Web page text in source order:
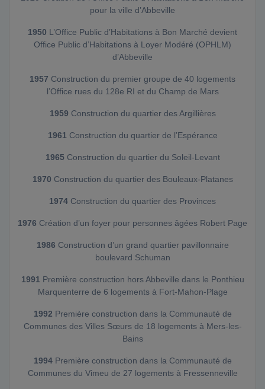
pour la ville d’Abbeville
1950 L’Office Public d’Habitations à Bon Marché devient
Office Public d’Habitations à Loyer Modéré (OPHLM)
d’Abbeville
1957 Construction du premier groupe de 40 logements
l’Office rues du 128e RI et du Champ de Mars
1959 Construction du quartier des Argillières
1961 Construction du quartier de l’Espérance
1965 Construction du quartier du Soleil-Levant
1970 Construction du quartier des Bouleaux-Platanes
1974 Construction du quartier des Provinces
1976 Création d’un foyer pour personnes âgées Robert Page
1986 Construction d’un grand quartier pavillonnaire
boulevard Schuman
1991 Première construction hors Abbeville dans le Ponthieu
Marquenterre de 6 logements à Fort-Mahon-Plage
1992 Première construction dans la Communauté de
Communes des Villes Sœurs de 18 logements à Mers-les-
Bains
1994Première construction dans la Communauté de
Communes du Vimeu de 27 logements à Fressenneville